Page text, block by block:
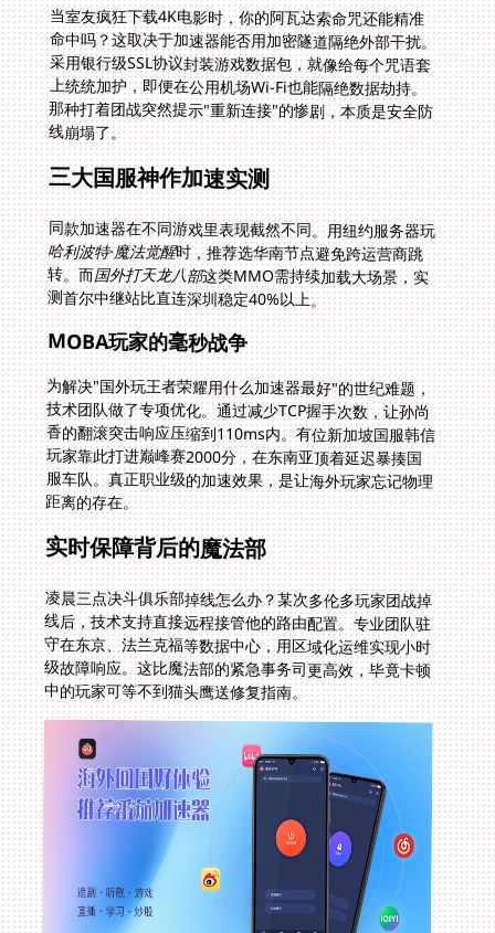
当室友疯狂下载4K电影时，你的阿瓦达索命咒还能精准
命中吗？这取决于加速器能否用加密隧道隔绝外部干扰。
采用银行级SSL协议封装游戏数据包，就像给每个咒语套
上统统加护，即便在公用机场Wi-Fi也能隔绝数据劫持。
那种打着团战突然提示"重新连接"的惨剧，本质是安全防
线崩塌了。
三大国服神作加速实测
同款加速器在不同游戏里表现截然不同。用纽约服务器玩
哈利波特·魔法觉醒时，推荐选华南节点避免跨运营商跳
转。而国外打天龙八部这类MMO需持续加载大场景，实
测首尔中继站比直连深圳稳定40%以上。
MOBA玩家的毫秒战争
为解决"国外玩王者荣耀用什么加速器最好"的世纪难题，
技术团队做了专项优化。通过减少TCP握手次数，让孙尚
香的翻滚突击响应压缩到110ms内。有位新加坡国服韩信
玩家靠此打进巅峰赛2000分，在东南亚顶着延迟暴揍国
服车队。真正职业级的加速效果，是让海外玩家忘记物理
距离的存在。
实时保障背后的魔法部
凌晨三点决斗俱乐部掉线怎么办？某次多伦多玩家团战掉
线后，技术支持直接远程接管他的路由配置。专业团队驻
守在东京、法兰克福等数据中心，用区域化运维实现小时
级故障响应。这比魔法部的紧急事务司更高效，毕竟卡顿
中的玩家可等不到猫头鹰送修复指南。